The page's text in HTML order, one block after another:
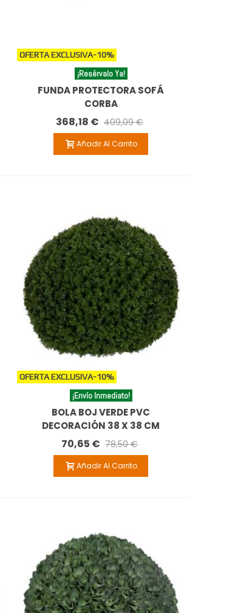
OFERTA EXCLUSIVA-10%
¡Resérvalo Ya!
FUNDA PROTECTORA SOFÁ
CORBA
368,18 € 409,09 €
Añadir Al Carrito
OFERTA EXCLUSIVA-10%
¡Envío Inmediato!
BOLA BOJ VERDE PVC
DECORACIÓN 38 X 38 CM
70,65 € 78,50 €
Añadir Al Carrito